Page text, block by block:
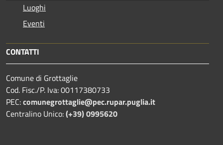
Luoghi
Eventi
CONTATTI
Comune di Grottaglie
Cod. Fisc./P. Iva: 00117380733
PEC:comunegrottaglie@pec.rupar.puglia.it
Centralino Unico:(+39) 0995620